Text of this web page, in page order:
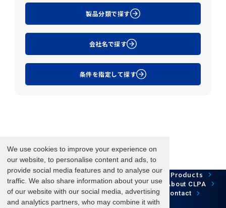
We use cookies to improve your experience on
our website, to personalise content and ads, to
provide social media features and to analyse our
traffic. We also share information about your use
of our website with our social media, advertising
and analytics partners, who may combine it with
製品分類で探す
会社名で探す
条件を指定して探す
HOME Network Technology Case Study Products
Downloads Development News/Events About CLPA
Update Information FAQ SiteMap Contact